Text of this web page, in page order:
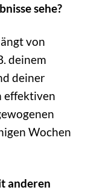
sehe?
von
deinem
deiner
effektiven
Wochen
anderen